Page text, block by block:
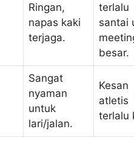
Ringan,
napas kaki
terjaga.
terlalu
santai
besar.
Sangat
nyaman
untuk
lari/jalan.
Kesan
atletis
terlalu